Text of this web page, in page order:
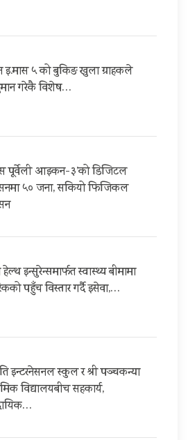
इ.मास ५ को बुकिङ खुला ग्राहकले
गरेकै विशेष…
पूर्वेली आइकन-३’को डिजिटल
५० जना, सकियो फिजिकल
हेल्थ इन्सुरेन्समार्फत स्वास्थ्य बीमामा
पहुँच विस्तार गर्दै इसेवा,…
इन्टरनेसनल स्कुल र श्री पञ्चकन्या
विद्यालयबीच सहकार्य,